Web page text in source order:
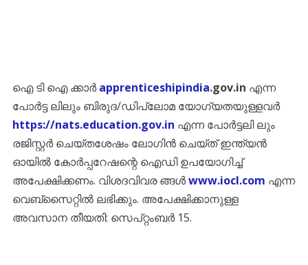
ഐ ടി ഐ ക്കാർapprenticeshipindia.gov.in എന്ന
പോർട്ട ലിലും ബിരുദ/ഡിപ്ലോമ യോഗ്യതയുള്ളവർ
https://nats.education.gov.in എന്ന പോർട്ടലി ലും
രജിസ്റ്റർ ചെയ്തശേഷം ലോഗിൻ ചെയ്ത് ഇന്ത്യൻ
ഓയിൽ കോർപ്പറേഷന്റെ ഐഡി ഉപയോഗിച്ച്
അപേക്ഷിക്കണം. വിശദവിവര ങ്ങൾwww.iocl.com എന്ന
വെബ്സൈറ്റിൽ ലഭിക്കും. അപേക്ഷിക്കാനുള്ള
അവസാന തീയതി: സെപ്റ്റംബർ 15.